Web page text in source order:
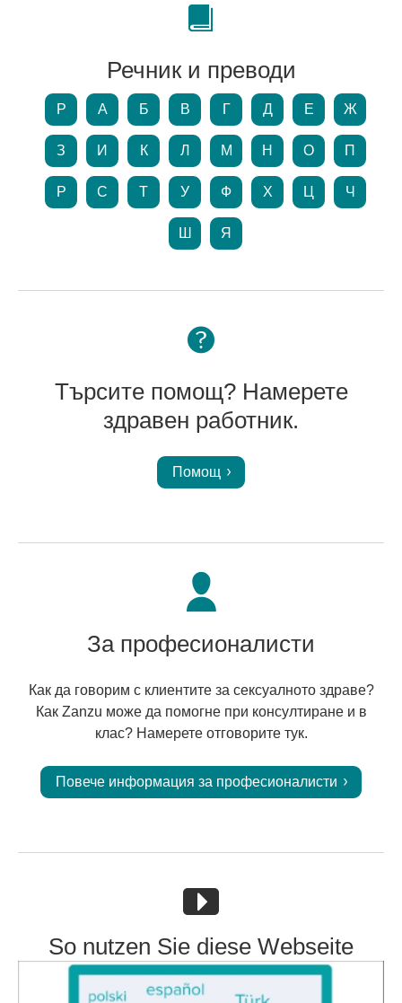
Речник и преводи
P А Б В Г Д Е Ж
З И К Л М Н О П
Р С Т У Ф Х Ц Ч
Ш Я
Търсите помощ? Намерете
здравен работник.
Помощ
За професионалисти
Как да говорим с клиентите за сексуалното здраве?
Как Zanzu може да помогне при консултиране и в
клас? Намерете отговорите тук.
Повече информация за професионалисти
So nutzen Sie diese Webseite